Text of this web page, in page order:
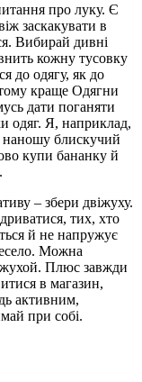
про луку. Є
заскакувати в
Вибирай дивні
кожну тусовку
до одягу, як до
краще Одягни
дати поганяти
одяг. Я, наприклад,
наношу блискучий
купи бананку й
– збери двіжуху.
тих, хто
й не напружує
Можна
Плюс завжди
в магазин,
активним,
при собі.